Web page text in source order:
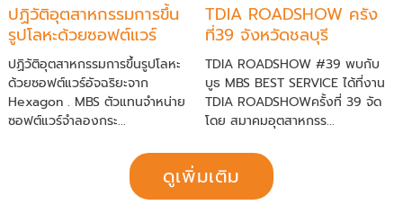
ปฏิวัติอุตสาหกรรมการขึ้น
รูปโลหะด้วยซอฟต์แวร์
อัจฉริยะจาก Hexagon
ปฏิวัติอุตสาหกรรมการขึ้นรูปโลหะ
ด้วยซอฟต์แวร์อัจฉริยะจาก
Hexagon . MBS ตัวแทนจำหน่าย
ซอฟต์แวร์จำลองกระ...
TDIA ROADSHOW ครัง
ที่39 จังหวัดชลบุรี
TDIA ROADSHOW #39 พบกับ
บูธ MBS BEST SERVICE ได้ที่งาน
TDIA ROADSHOWครั้งที่ 39 จัด
โดย สมาคมอุตสาหกรร...
ดูเพิ่มเติม